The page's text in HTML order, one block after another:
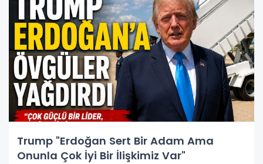
Trump "Erdoğan Sert Bir Adam Ama
Onunla Çok İyi Bir İlişkimiz Var"